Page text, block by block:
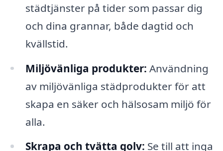
städtjänster på tider som passar dig
och dina grannar, både dagtid och
kvällstid.
Miljövänliga produkter: Användning
av miljövänliga städprodukter för att
skapa en säker och hälsosam miljö för
alla.
Skrapa och tvätta golv: Se till att inga